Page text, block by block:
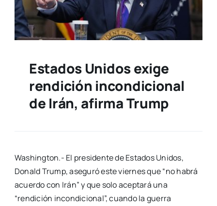
Estados Unidos exige
rendición incondicional
de Irán, afirma Trump
Washington.- El presidente de Estados Unidos,
Donald Trump, aseguró este viernes que “no habrá
acuerdo con Irán” y que solo aceptará una
“rendición incondicional”, cuando la guerra